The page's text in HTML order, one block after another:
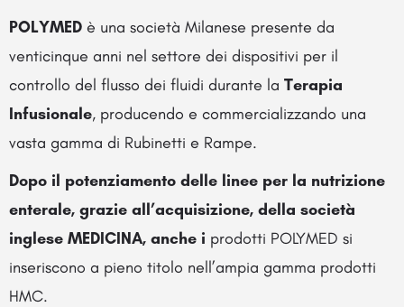
POLYMED è una società Milanese presente da
venticinque anni nel settore dei dispositivi per il
controllo del flusso dei fluidi durante la Terapia
Infusionale, producendo e commercializzando una
vasta gamma di Rubinetti e Rampe.
Dopo il potenziamento delle linee per la nutrizione
enterale, grazie all’acquisizione, della società
inglese MEDICINA, anche i prodotti POLYMED si
inseriscono a pieno titolo nell’ampia gamma prodotti
HMC.